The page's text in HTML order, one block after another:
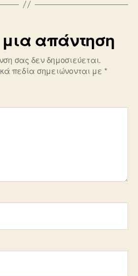
απάντηση
σας δεν δημοσιεύεται.
πεδία σημειώνονται με *